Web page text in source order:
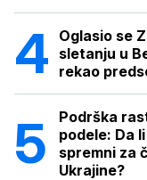
Oglasio se
sletanju u
rekao
Podrška
podele: Da
spremni za
Ukrajine?